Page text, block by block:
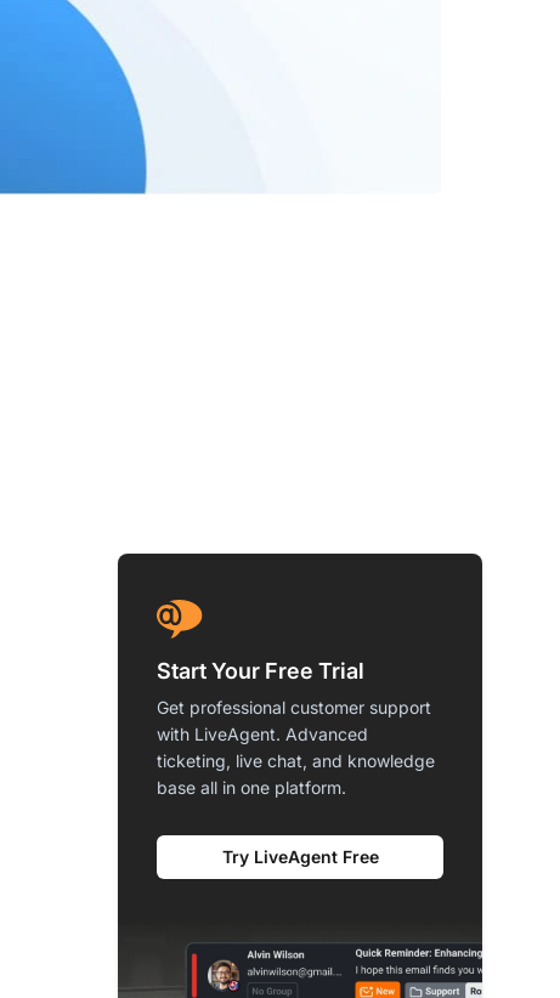
Start Your Free Trial
Get professional customer support
with LiveAgent. Advanced
ticketing, live chat, and knowledge
base all in one platform.
Try LiveAgent Free